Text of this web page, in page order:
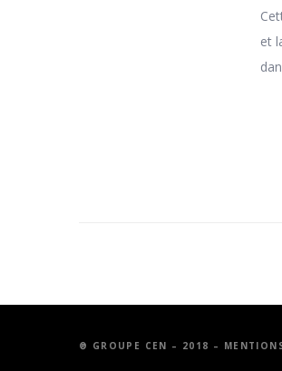
et
® GROUPE CEN – 2018 –